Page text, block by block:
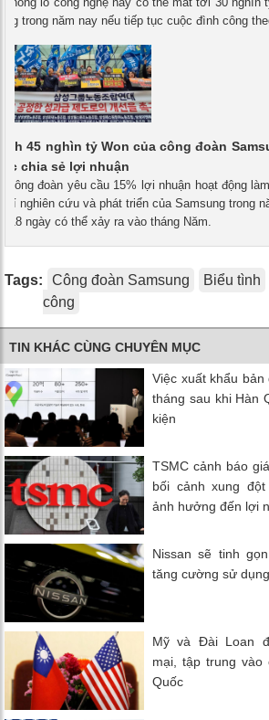
trong năm nay nếu tiếp tục cuộc đình công
45 nghìn tỷ Won của công đoàn
chia sẻ lợi nhuận
Công đoàn yêu cầu 15% lợi nhuận hoạt động
nghiên cứu và phát triển của Samsung trong
18 ngày có thể xảy ra vào tháng Năm.
Tags: Công đoàn Samsung Biểu tình
công
TIN KHÁC CÙNG CHUYÊN MỤC
Việc xuất khẩu
tháng sau khi Hàn
kiện
TSMC cảnh báo
bối cảnh xung
ảnh hưởng đến lợi
Nissan sẽ tinh
tăng cường sử
Mỹ và Đài Loan
mại, tập trung vào
Quốc